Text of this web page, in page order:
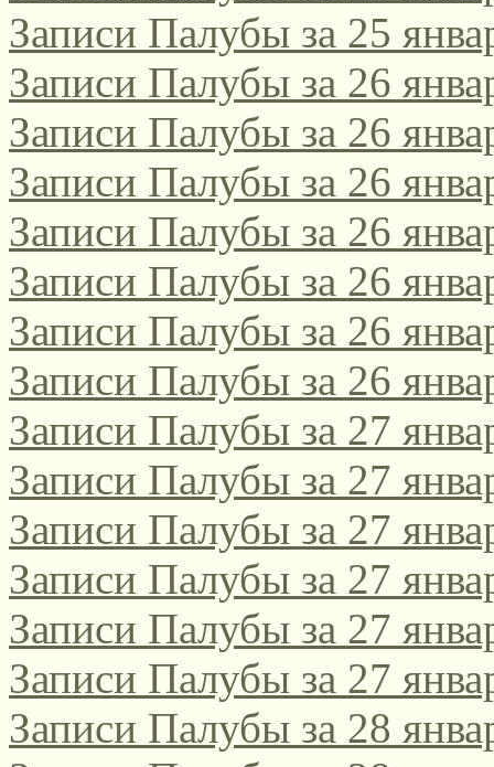
Записи Палубы за 25
Записи Палубы за 26
Записи Палубы за 26
Записи Палубы за 26
Записи Палубы за 26
Записи Палубы за 26
Записи Палубы за 26
Записи Палубы за 26
Записи Палубы за 27
Записи Палубы за 27
Записи Палубы за 27
Записи Палубы за 27
Записи Палубы за 27
Записи Палубы за 27
Записи Палубы за 28